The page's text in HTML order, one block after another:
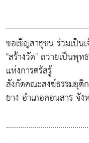
ขอเชิญสาธุชน ร่วมเป็
"สร้างวัด" ถวายเป็น
แห่งการตรัสรู้
สังกัดคณะสงฆ์ธรรมยุ
ยาง อำเภอคอนสาร จั